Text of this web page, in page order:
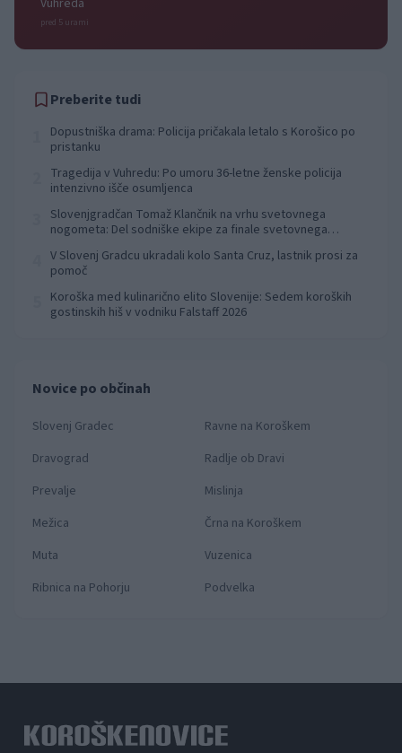
Vuhreda
pred 5 urami
Preberite tudi
Dopustniška drama: Policija pričakala letalo s Korošico po
pristanku
Tragedija v Vuhredu: Po umoru 36-letne ženske policija
intenzivno išče osumljenca
Slovenjgradčan Tomaž Klančnik na vrhu svetovnega
nogometa: Del sodniške ekipe za finale svetovnega
V Slovenj Gradcu ukradali kolo Santa Cruz, lastnik prosi za
pomoč
Koroška med kulinarično elito Slovenije: Sedem koroških
gostinskih hiš v vodniku Falstaff 2026
Novice po občinah
Slovenj Gradec
Ravne na Koroškem
Dravograd
Radlje ob Dravi
Prevalje
Mislinja
Mežica
Črna na Koroškem
Muta
Vuzenica
Ribnica na Pohorju
Podvelka